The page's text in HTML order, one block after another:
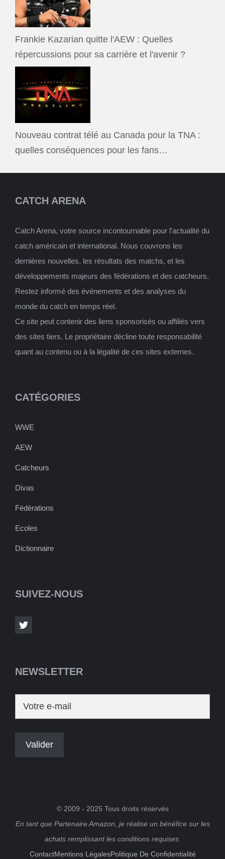
Frankie Kazarian quitte l'AEW : Quelles
répercussions pour sa carrière et l'avenir ?
Nouveau contrat télé au Canada pour la TNA :
quelles conséquences pour les fans…
CATCH ARENA
Catch Arena, votre source incontournable pour l'actualité du
catch américain et international. Nous couvrons les
dernières nouvelles, les résultats des matchs, et les
développements majeurs des fédérations et des catcheurs.
Restez informé des événements et des analyses du
monde du catch en temps réel.
Ce site peut contenir des liens sponsorisés ou affiliés vers
des sites tiers. Le propriétaire décline toute responsabilité
quant au contenu ou à la légalité de ces sites externes.
CATÉGORIES
WWE
AEW
Catcheurs
Divas
Fédérations
Ecoles
Dictionnaire
SUIVEZ-NOUS
NEWSLETTER
© 2009 - 2025 Tous droits réservés
En tant que Partenaire Amazon, je réalise un bénéfice sur les
achats remplissant les conditions requises.
ContactMentions LégalesPolitique De Confidentialité